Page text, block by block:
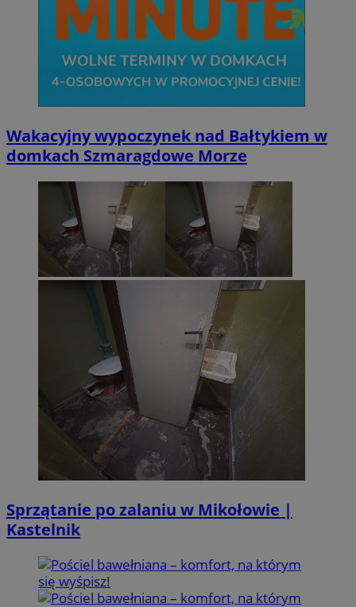
Wakacyjny wypoczynek nad Bałtykiem w
domkach Szmaragdowe Morze
Sprzątanie po zalaniu w Mikołowie |
Kastelnik